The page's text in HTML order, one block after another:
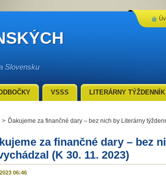
Slovensku
> Ďakujeme za finančné dary – bez nich by Literárny
za finančné dary – bez
(K 30. 11. 2023)
06:46
VSSS LITERÁRNY TÝŽDENNÍK